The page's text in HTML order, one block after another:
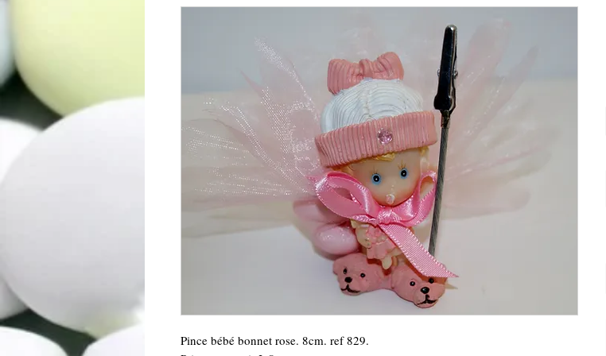
Pince bébé bonnet rose. 8cm. ref 829.